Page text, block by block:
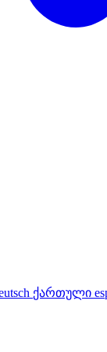
ქართული